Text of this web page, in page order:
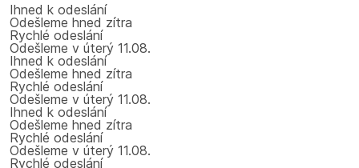
Ihned k odeslání
Odešleme hned zítra
Rychlé odeslání
Odešleme v úterý 11.08.
Ihned k odeslání
Odešleme hned zítra
Rychlé odeslání
Odešleme v úterý 11.08.
Ihned k odeslání
Odešleme hned zítra
Rychlé odeslání
Odešleme v úterý 11.08.
Rychlé odeslání